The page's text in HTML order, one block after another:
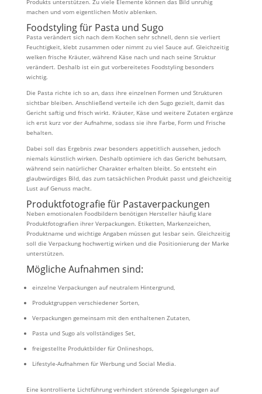
Produkts unterstützen. Zu viele Elemente können das Bild unruhig
machen und vom eigentlichen Motiv ablenken.
Foodstyling für Pasta und Sugo
Pasta verändert sich nach dem Kochen sehr schnell, denn sie verliert
Feuchtigkeit, klebt zusammen oder nimmt zu viel Sauce auf. Gleichzeitig
welken frische Kräuter, während Käse nach und nach seine Struktur
verändert. Deshalb ist ein gut vorbereitetes Foodstyling besonders
wichtig.
Die Pasta richte ich so an, dass ihre einzelnen Formen und Strukturen
sichtbar bleiben. Anschließend verteile ich den Sugo gezielt, damit das
Gericht saftig und frisch wirkt. Kräuter, Käse und weitere Zutaten ergänze
ich erst kurz vor der Aufnahme, sodass sie ihre Farbe, Form und Frische
behalten.
Dabei soll das Ergebnis zwar besonders appetitlich aussehen, jedoch
niemals künstlich wirken. Deshalb optimiere ich das Gericht behutsam,
während sein natürlicher Charakter erhalten bleibt. So entsteht ein
glaubwürdiges Bild, das zum tatsächlichen Produkt passt und gleichzeitig
Lust auf Genuss macht.
Produktfotografie für Pastaverpackungen
Neben emotionalen Foodbildern benötigen Hersteller häufig klare
Produktfotografien ihrer Verpackungen. Etiketten, Markenzeichen,
Produktname und wichtige Angaben müssen gut lesbar sein. Gleichzeitig
soll die Verpackung hochwertig wirken und die Positionierung der Marke
unterstützen.
Mögliche Aufnahmen sind:
einzelne Verpackungen auf neutralem Hintergrund,
Produktgruppen verschiedener Sorten,
Verpackungen gemeinsam mit den enthaltenen Zutaten,
Pasta und Sugo als vollständiges Set,
freigestellte Produktbilder für Onlineshops,
Lifestyle-Aufnahmen für Werbung und Social Media.
Eine kontrollierte Lichtführung verhindert störende Spiegelungen auf